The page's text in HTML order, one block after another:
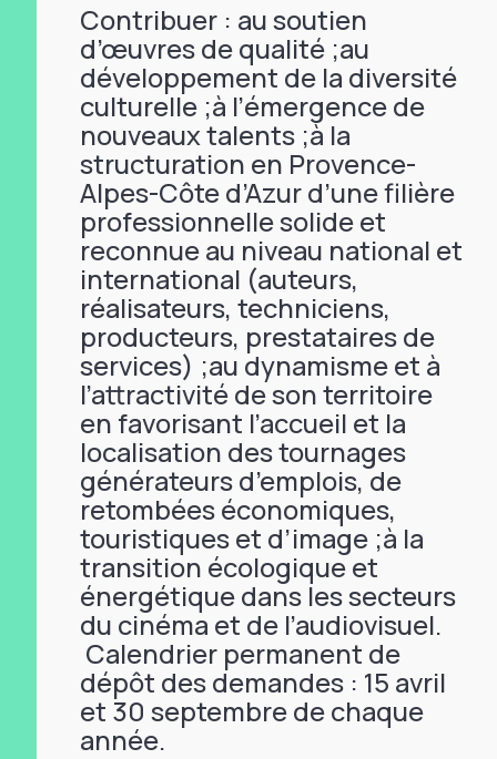
Contribuer : au soutien
d’œuvres de qualité ;au
développement de la diversité
culturelle ;à l’émergence de
nouveaux talents ;à la
structuration en Provence-
Alpes-Côte d’Azur d’une filière
professionnelle solide et
reconnue au niveau national et
international (auteurs,
réalisateurs, techniciens,
producteurs, prestataires de
services) ;au dynamisme et à
l’attractivité de son territoire
en favorisant l’accueil et la
localisation des tournages
générateurs d’emplois, de
retombées économiques,
touristiques et d’image ;à la
transition écologique et
énergétique dans les secteurs
du cinéma et de l’audiovisuel.
Calendrier permanent de
dépôt des demandes : 15 avril
et 30 septembre de chaque
année.